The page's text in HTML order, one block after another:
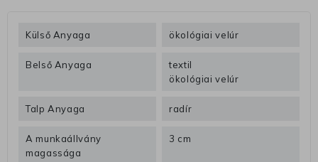
Külső Anyaga ökológiai velúr
Belső Anyaga
textil
ökológiai velúr
Talp Anyaga radír
A munkaállvány
magassága
3 cm